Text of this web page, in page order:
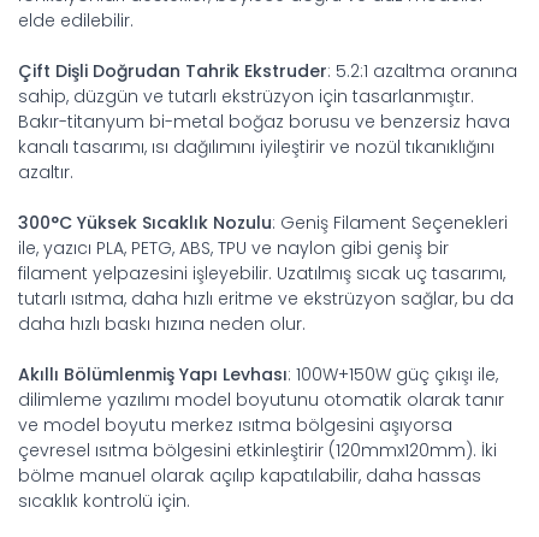
elde edilebilir.
Çift Dişli Doğrudan Tahrik Ekstruder: 5.2:1 azaltma oranına
sahip, düzgün ve tutarlı ekstrüzyon için tasarlanmıştır.
Bakır-titanyum bi-metal boğaz borusu ve benzersiz hava
kanalı tasarımı, ısı dağılımını iyileştirir ve nozül tıkanıklığını
azaltır.
300°C Yüksek Sıcaklık Nozulu: Geniş Filament Seçenekleri
ile, yazıcı PLA, PETG, ABS, TPU ve naylon gibi geniş bir
filament yelpazesini işleyebilir. Uzatılmış sıcak uç tasarımı,
tutarlı ısıtma, daha hızlı eritme ve ekstrüzyon sağlar, bu da
daha hızlı baskı hızına neden olur.
Akıllı Bölümlenmiş Yapı Levhası: 100W+150W güç çıkışı ile,
dilimleme yazılımı model boyutunu otomatik olarak tanır
ve model boyutu merkez ısıtma bölgesini aşıyorsa
çevresel ısıtma bölgesini etkinleştirir (120mmx120mm). İki
bölme manuel olarak açılıp kapatılabilir, daha hassas
sıcaklık kontrolü için.